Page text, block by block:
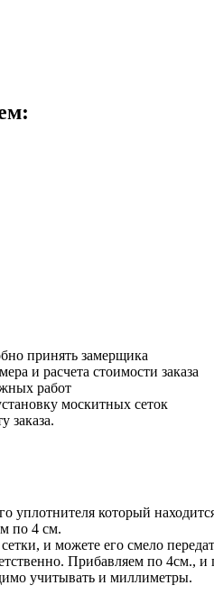
принять замерщика
и расчета стоимости заказа
работ
москитных сеток
заказа.
уплотнителя который
по 4 см.
и можете его смело
Прибавляем по 4см., и
учитывать и миллиметры.